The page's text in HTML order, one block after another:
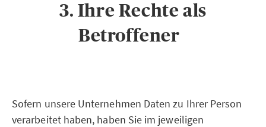
3. Ihre Rechte als
Betroffener
Sofern unsere Unternehmen Daten zu Ihrer Person
verarbeitet haben, haben Sie im jeweiligen